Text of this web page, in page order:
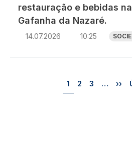
restauração e bebidas
Gafanha da Nazaré.
14.07.2026 10:25
Página
1 Página
2 Página
3 … ››